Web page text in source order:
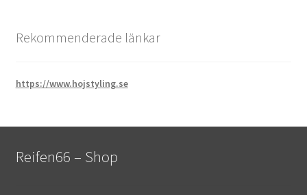
Rekommenderade länkar
https://www.hojstyling.se
Reifen66 – Shop